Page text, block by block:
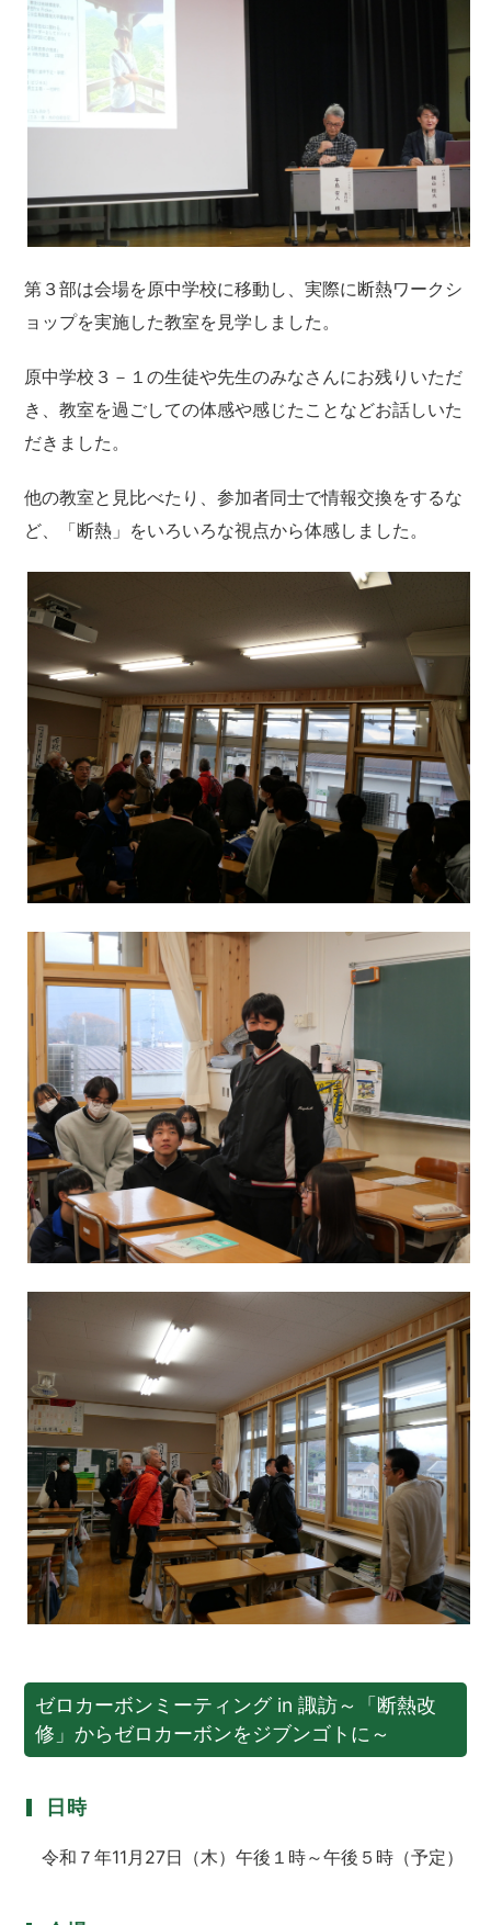
第３部は会場を原中学校に移動し、実際に断熱ワークシ
ョップを実施した教室を見学しました。
原中学校３－１の生徒や先生のみなさんにお残りいただ
き、教室を過ごしての体感や感じたことなどお話しいた
だきました。
他の教室と見比べたり、参加者同士で情報交換をするな
ど、「断熱」をいろいろな視点から体感しました。
ゼロカーボンミーティング in 諏訪～「断熱改
修」からゼロカーボンをジブンゴトに～
日時
令和７年11月27日（木）午後１時～午後５時（予定）